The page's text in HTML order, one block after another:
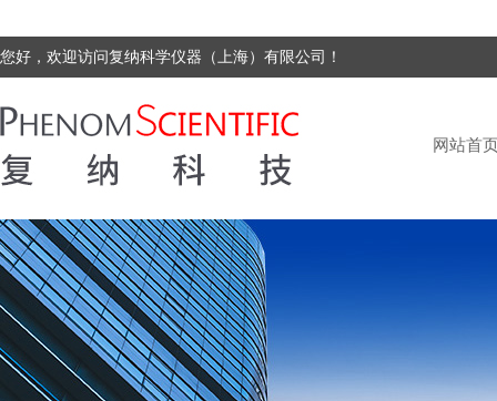
您好，欢迎访问复纳科学仪器（上海）有限公司！
网站首